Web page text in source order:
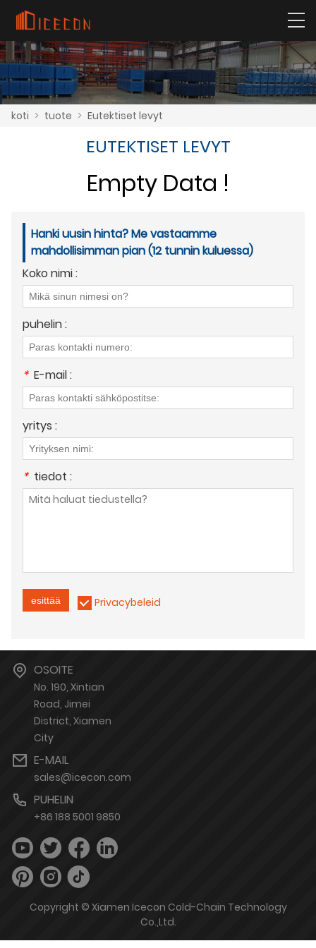
koti > tuote > Eutektiset levyt
EUTEKTISET LEVYT
Empty Data !
Hanki uusin hinta? Me vastaamme
mahdollisimman pian (12 tunnin kuluessa)
Koko nimi :
puhelin :
* E-mail :
yritys :
* tiedot :
esittää Privacybeleid
OSOITE
No. 190, Xintian
Road, Jimei
District, Xiamen
City
E-MAIL
sales@icecon.com
PUHELIN
+86 188 5001 9850
Copyright © Xiamen Icecon Cold-Chain Technology
Co.,Ltd.